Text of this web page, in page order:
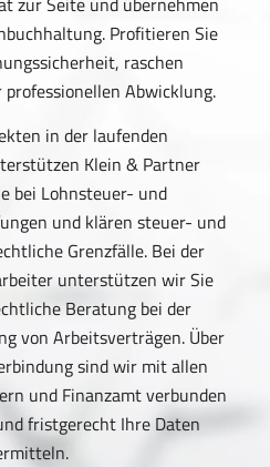
Profitieren Sie
raschen
Abwicklung.
in der laufenden
Klein & Partner
bei Lohnsteuer- und
und klären steuer- und
Grenzfälle. Bei der
unterstützen wir Sie
Beratung bei der
von Arbeitsverträgen. Über
sind wir mit allen
und Finanzamt verbunden
fristgerecht Ihre Daten